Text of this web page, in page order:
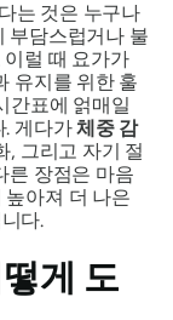
는 것은 누구나
부담스럽거나 불
럴 때 요가가
유지를 위한 훌
간표에 얽매일
. 게다가체중 감
, 그리고 자기 절
른 장점은 마음
높아져 더 나은
다.
게 도